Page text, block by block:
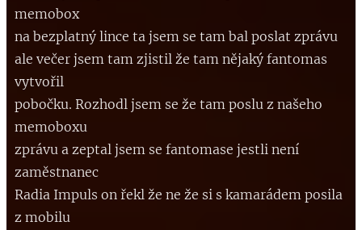
memobox
na bezplatný lince ta jsem se tam bal poslat zprávu
ale večer jsem tam zjistil že tam nějaký fantomas
vytvořil
pobočku. Rozhodl jsem se že tam poslu z našeho
memoboxu
zprávu a zeptal jsem se fantomase jestli není
zaměstnanec
Radia Impuls on řekl že ne že si s kamarádem posila
z mobilu